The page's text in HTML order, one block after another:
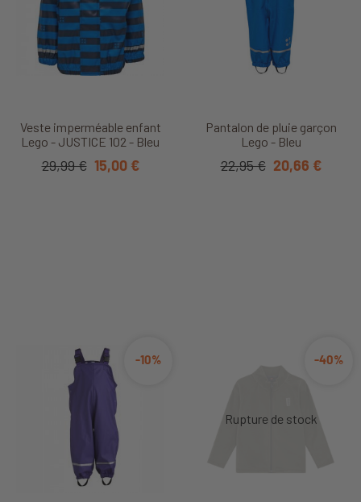
Veste imperméable enfant
Lego - JUSTICE 102 - Bleu
29,99 € 15,00 €
Pantalon de pluie garçon
Lego - Bleu
22,95 € 20,66 €
-10% -40%